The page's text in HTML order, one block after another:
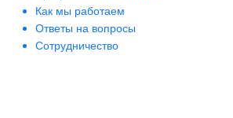
Как мы работаем
Ответы на вопросы
Сотрудничество